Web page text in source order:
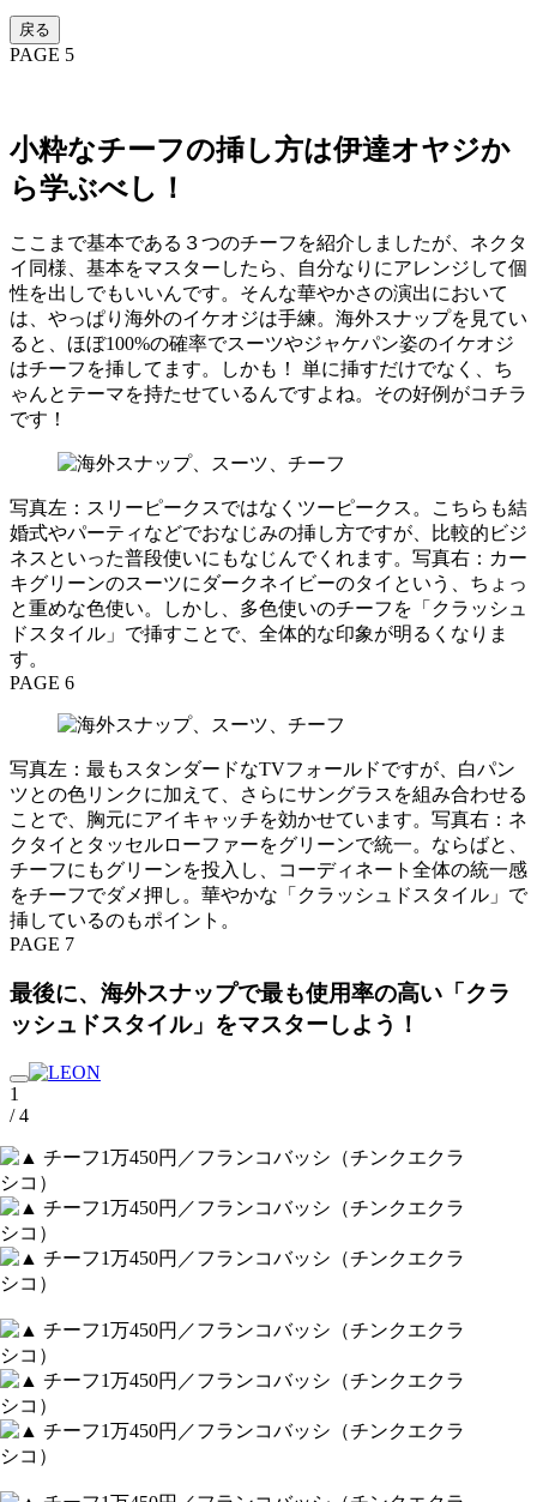
戻る
PAGE 5
小粋なチーフの挿し方は伊達オヤジか
ら学ぶべし！
ここまで基本である３つのチーフを紹介しましたが、ネクタ
イ同様、基本をマスターしたら、自分なりにアレンジして個
性を出しでもいいんです。そんな華やかさの演出において
は、やっぱり海外のイケオジは手練。海外スナップを見てい
ると、ほぼ100%の確率でスーツやジャケパン姿のイケオジ
はチーフを挿してます。しかも！ 単に挿すだけでなく、ち
ゃんとテーマを持たせているんですよね。その好例がコチラ
です！
写真左：スリーピークスではなくツーピークス。こちらも結
婚式やパーティなどでおなじみの挿し方ですが、比較的ビジ
ネスといった普段使いにもなじんでくれます。写真右：カー
キグリーンのスーツにダークネイビーのタイという、ちょっ
と重めな色使い。しかし、多色使いのチーフを「クラッシュ
ドスタイル」で挿すことで、全体的な印象が明るくなりま
す。
PAGE 6
写真左：最もスタンダードなTVフォールドですが、白パン
ツとの色リンクに加えて、さらにサングラスを組み合わせる
ことで、胸元にアイキャッチを効かせています。写真右：ネ
クタイとタッセルローファーをグリーンで統一。ならばと、
チーフにもグリーンを投入し、コーディネート全体の統一感
をチーフでダメ押し。華やかな「クラッシュドスタイル」で
挿しているのもポイント。
PAGE 7
最後に、海外スナップで最も使用率の高い「クラ
ッシュドスタイル」をマスターしよう！
1
/ 4